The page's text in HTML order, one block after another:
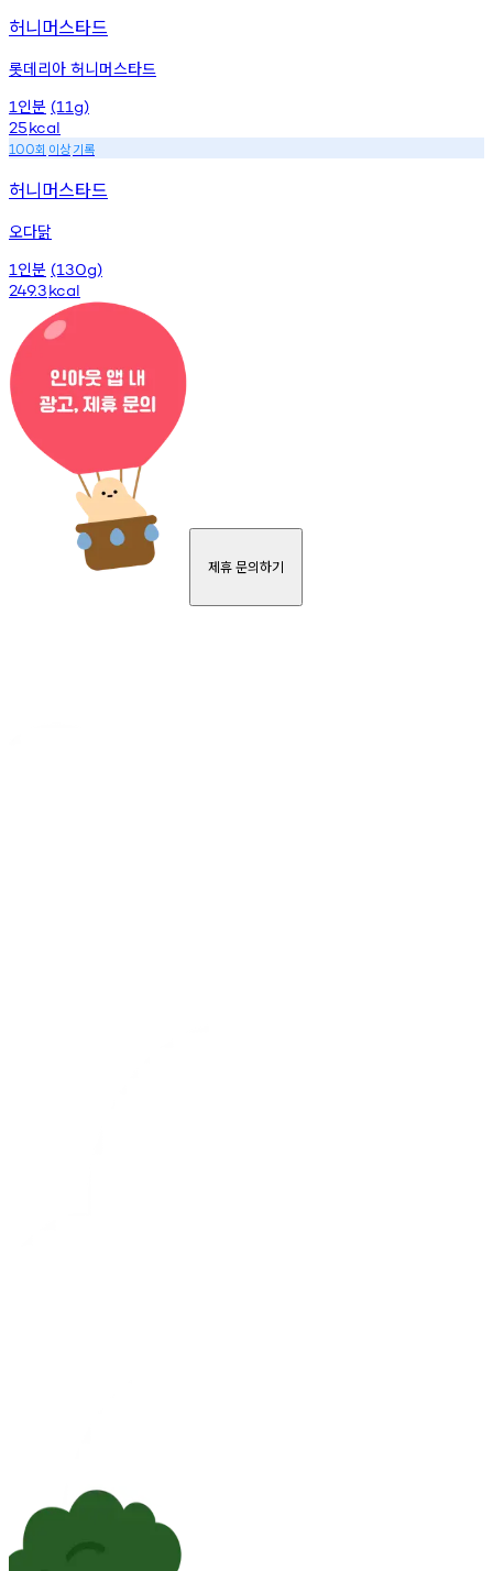
허니머스타드
롯데리아 허니머스타드
1 인분 (11g)
25kcal
100회 이상기록
허니머스타드
오다닭
1 인분 (130g)
249.3kcal
제휴 문의하기